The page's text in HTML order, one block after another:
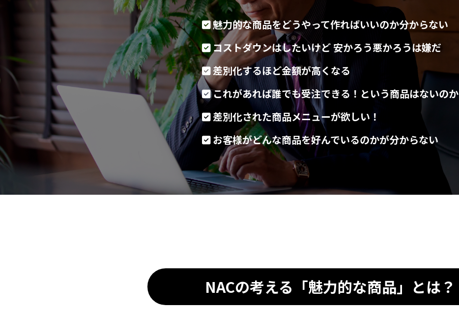
魅力的な商品をどうやって作ればいいのか分からない
コストダウンはしたいけど 安かろう悪かろうは嫌だ
差別化するほど金額が高くなる
これがあれば誰でも受注できる！という商品はないのか
差別化された商品メニューが欲しい！
お客様がどんな商品を好んでいるのかが分からない
NACの考える「魅力的な商品」とは？